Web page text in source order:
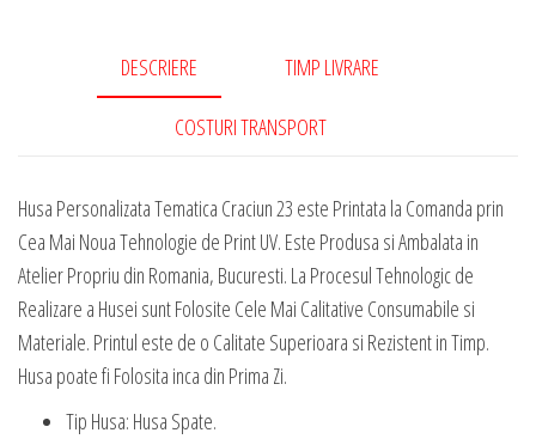
Tematica
DESCRIERE TIMP LIVRARE
COSTURI TRANSPORT
Husa Personalizata Tematica Craciun 23 este Printata la Comanda prin
Cea Mai Noua Tehnologie de Print UV. Este Produsa si Ambalata in
Atelier Propriu din Romania, Bucuresti. La Procesul Tehnologic de
Realizare a Husei sunt Folosite Cele Mai Calitative Consumabile si
Materiale. Printul este de o Calitate Superioara si Rezistent in Timp.
Husa poate fi Folosita inca din Prima Zi.
Tip Husa: Husa Spate.